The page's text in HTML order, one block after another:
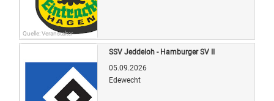
Quelle: Veranstalter
SSV Jeddeloh - Hamburger SV II
05.09.2026
Edewecht